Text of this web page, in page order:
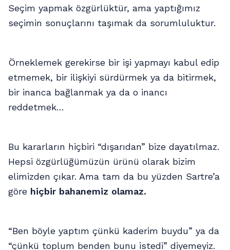
Seçim yapmak özgürlüktür, ama yaptığımız
seçimin sonuçlarını taşımak da sorumluluktur.
Örneklemek gerekirse bir işi yapmayı kabul edip
etmemek, bir ilişkiyi sürdürmek ya da bitirmek,
bir inanca bağlanmak ya da o inancı
reddetmek…
Bu kararların hiçbiri “dışarıdan” bize dayatılmaz.
Hepsi özgürlüğümüzün ürünü olarak bizim
elimizden çıkar. Ama tam da bu yüzden Sartre’a
göre hiçbir bahanemiz olamaz.
“Ben böyle yaptım çünkü kaderim buydu” ya da
“çünkü toplum benden bunu istedi” diyemeyiz.